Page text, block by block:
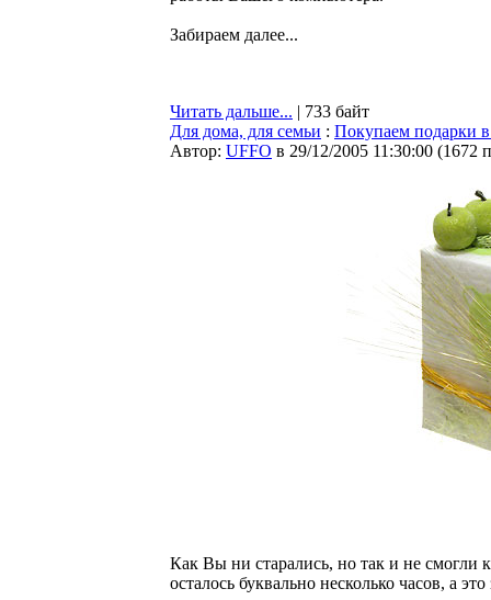
Забираем далее...
Читать дальше... | 733 байт
Для дома, для семьи : Покупаем подарки
Автор: UFFO в 29/12/2005 11:30:00 (1672
Как Вы ни старались, но так и не смогли
осталось буквально несколько часов, а